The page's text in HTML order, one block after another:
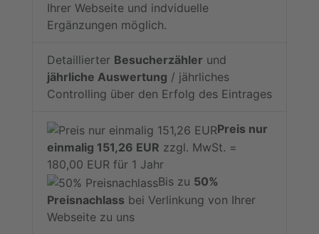
Ihrer Webseite und indviduelle
Ergänzungen möglich.
Detaillierter Besucherzähler und
jährliche Auswertung / jährliches
Controlling über den Erfolg des Eintrages
Preis nur
einmalig 151,26 EUR zzgl. MwSt. =
180,00 EUR für 1 Jahr
Bis zu 50%
Preisnachlass bei Verlinkung von Ihrer
Webseite zu uns